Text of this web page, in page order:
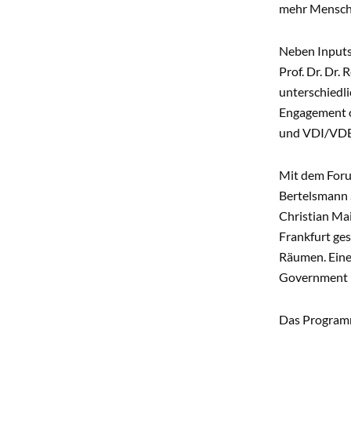
mehr
Neben
Prof. Dr. Dr.
und VDI/
Mit dem
Bertelsmann
Christian
Frankfurt
Räumen.
Government
Das